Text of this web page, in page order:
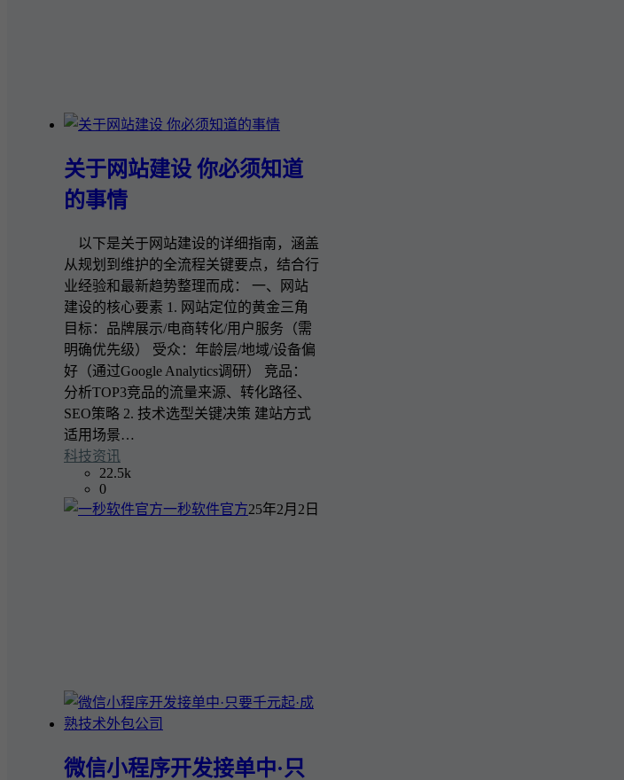
关于网站建设 你必须知道
的事情
以下是关于网站建设的详细指南，涵盖
从规划到维护的全流程关键要点，结合行
业经验和最新趋势整理而成： 一、网站
建设的核心要素 1. 网站定位的黄金三角
目标：品牌展示/电商转化/用户服务（需
明确优先级） 受众：年龄层/地域/设备偏
好（通过Google Analytics调研） 竞品：
分析TOP3竞品的流量来源、转化路径、
SEO策略 2. 技术选型关键决策 建站方式
适用场景…
科技资讯
22.5k
0
一秒软件官方25年2月2日
微信小程序开发接单中·只